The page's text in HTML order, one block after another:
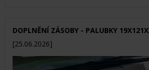
DOPLNĚNÍ ZÁSOBY - PALUBKY
[25.06.2026]